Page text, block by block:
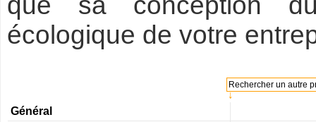
écologique de votre
↓
Rechercher un autre
Général